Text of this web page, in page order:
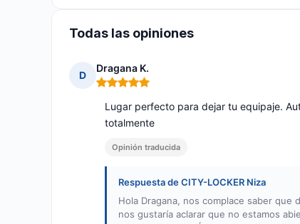
Todas las opiniones
D
Dragana K.
Nota: 5 de 5
Lugar perfecto para dejar tu equipaje.
totalmente
Opinión traducida
Respuesta de CITY-LOCKER Niza
Hola Dragana, nos complace saber
nos gustaría aclarar que no estamos